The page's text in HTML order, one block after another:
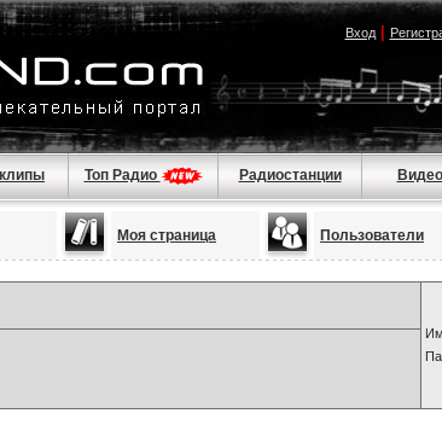
Вход|
Топ Радио Радиостанции
Моя страница Пользователи